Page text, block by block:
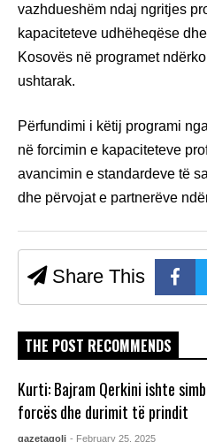
vazhdueshëm ndaj ngritjes
kapaciteteve udhëheqëse
Kosovës në programet
ushtarak.
Përfundimi i këtij programi
në forcimin e kapaciteteve
avancimin e standardeve të
dhe përvojat e partnerëve
Share This
THE POST RECOMMENDS
Kurti: Bajram Qerkini ishte
forcës dhe durimit të prindit
gazetagoli - February 25, 2025